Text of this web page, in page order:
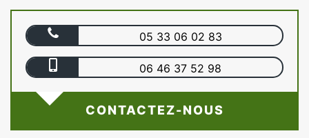
05 33 06 02 83
06 46 37 52 98
CONTACTEZ-NOUS